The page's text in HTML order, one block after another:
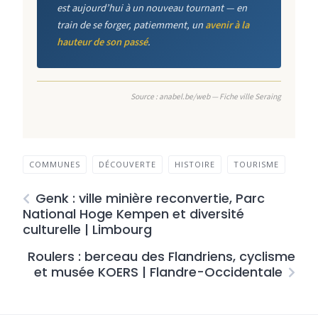
est aujourd’hui à un nouveau tournant — en
train de se forger, patiemment, unavenir à la
hauteur de son passé.
Source : anabel.be/web — Fiche ville Seraing
COMMUNES DÉCOUVERTE HISTOIRE TOURISME
Genk : ville minière reconvertie, Parc
National Hoge Kempen et diversité
culturelle | Limbourg
Roulers : berceau des Flandriens, cyclisme
et musée KOERS | Flandre-Occidentale